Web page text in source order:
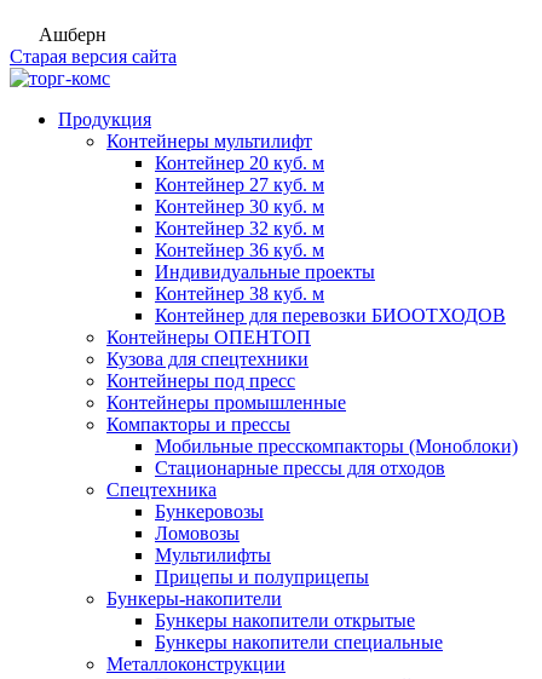
Ашберн
Старая версия сайта
Продукция
Контейнеры мультилифт
Контейнер 20 куб. м
Контейнер 27 куб. м
Контейнер 30 куб. м
Контейнер 32 куб. м
Контейнер 36 куб. м
Индивидуальные проекты
Контейнер 38 куб. м
Контейнер для перевозки БИООТХОДОВ
Контейнеры ОПЕНТОП
Кузова для спецтехники
Контейнеры под пресс
Контейнеры промышленные
Компакторы и прессы
Мобильные пресскомпакторы (Моноблоки)
Стационарные прессы для отходов
Спецтехника
Бункеровозы
Ломовозы
Мультилифты
Прицепы и полуприцепы
Бункеры-накопители
Бункеры накопители открытые
Бункеры накопители специальные
Металлоконструкции